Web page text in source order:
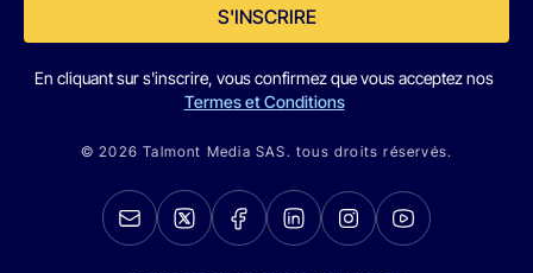
S'INSCRIRE
En cliquant sur s'inscrire, vous confirmez que vous acceptez nos
Termes et Conditions
© 2026 Talmont Media SAS. tous droits réservés.